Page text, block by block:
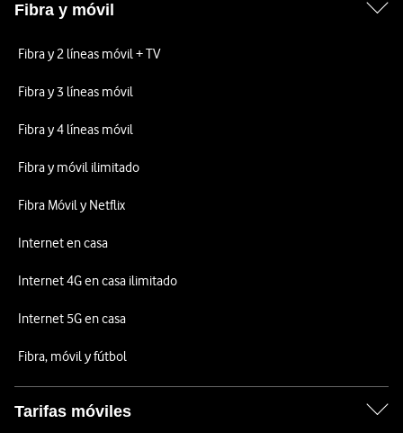
Fibra y móvil
Fibra y 2 líneas móvil + TV
Fibra y 3 líneas móvil
Fibra y 4 líneas móvil
Fibra y móvil ilimitado
Fibra Móvil y Netflix
Internet en casa
Internet 4G en casa ilimitado
Internet 5G en casa
Fibra, móvil y fútbol
Tarifas móviles